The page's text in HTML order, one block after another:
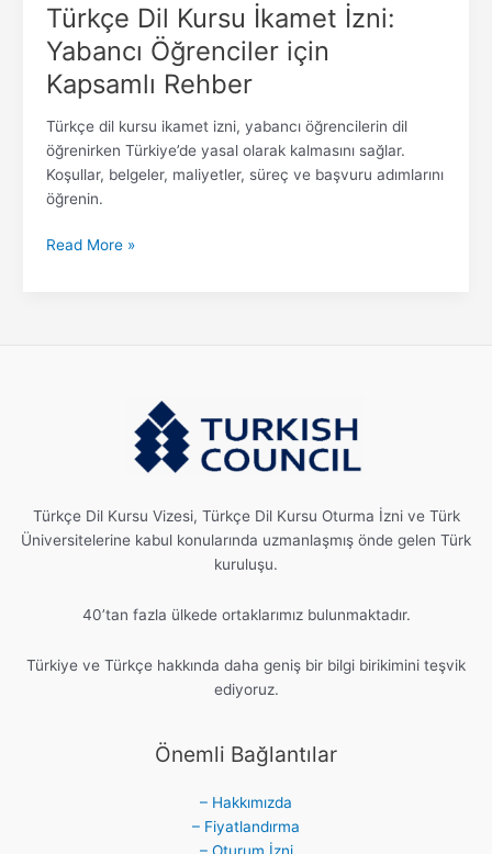
Türkçe Dil Kursu İkamet İzni:
Yabancı Öğrenciler için
Kapsamlı Rehber
Türkçe dil kursu ikamet izni, yabancı öğrencilerin dil
öğrenirken Türkiye’de yasal olarak kalmasını sağlar.
Koşullar, belgeler, maliyetler, süreç ve başvuru adımlarını
öğrenin.
Read More »
Türkçe Dil Kursu Vizesi, Türkçe Dil Kursu Oturma İzni ve Türk
Üniversitelerine kabul konularında uzmanlaşmış önde gelen Türk
kuruluşu.
40’tan fazla ülkede ortaklarımız bulunmaktadır.
Türkiye ve Türkçe hakkında daha geniş bir bilgi birikimini teşvik
ediyoruz.
Önemli Bağlantılar
– Hakkımızda
– Fiyatlandırma